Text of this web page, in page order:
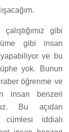
gibi
gibi insan
ve bu
yok. Bunun
öğrenme ve
insan benzeri
Bu açıdan
cümlesi iddialı